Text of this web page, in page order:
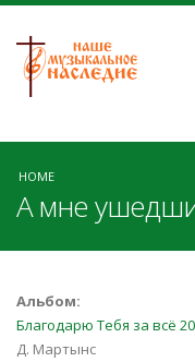
HOME
А мне
Альбом:
Благодарю Тебя за всё
Д. Мартынс